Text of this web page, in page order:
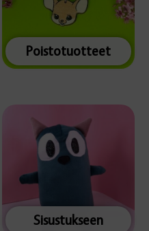
Poistotuotteet
Sisustukseen